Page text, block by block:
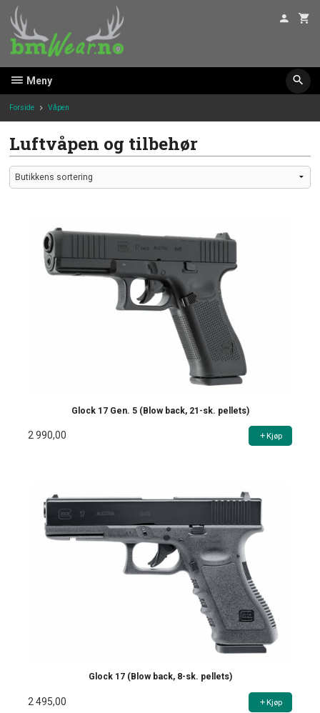
innholdet
Meny
Forside Våpen
Luftvåpen og tilbehør
Glock 17 Gen. 5 (Blow back, 21-sk. pellets)
2 990,00 Kjøp
Glock 17 (Blow back, 8-sk. pellets)
2 495,00 Kjøp